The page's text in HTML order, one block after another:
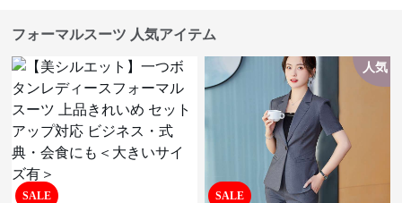
フォーマルスーツ 人気アイテム
SALE SALE
人気